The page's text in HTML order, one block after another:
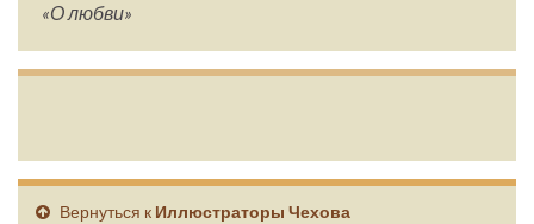
«О любви»
Вернуться к Иллюстраторы Чехова